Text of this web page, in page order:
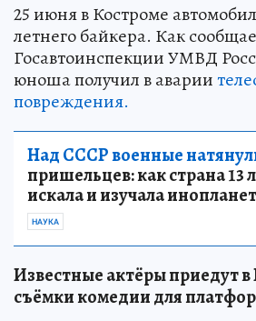
25 июня в Костроме
летнего байкера. Как
Госавтоинспекции УМВД
юноша получил в аварии
повреждения.
Над СССР военные
пришельцев: как страна 13
искала и изучала
НАУКА
Известные актёры приедут в
съёмки комедии для